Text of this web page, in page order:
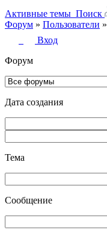
Активные темы Поиск
Форум » Пользователи »
Вход
Форум
Дата создания
Тема
Сообщение